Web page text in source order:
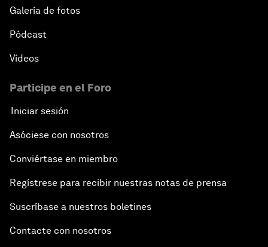
Galería de fotos
Pódcast
Vídeos
Participe en el Foro
Iniciar sesión
Asóciese con nosotros
Conviértase en miembro
Regístrese para recibir nuestras notas de prensa
Suscríbase a nuestros boletines
Contacte con nosotros